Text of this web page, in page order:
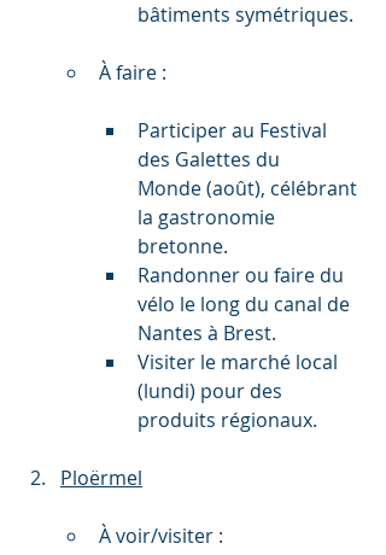
bâtiments symétriques.
À faire :
Participer au Festival
des Galettes du
Monde (août), célébrant
la gastronomie
bretonne.
Randonner ou faire du
vélo le long du canal de
Nantes à Brest.
Visiter le marché local
(lundi) pour des
produits régionaux.
Ploërmel
À voir/visiter :